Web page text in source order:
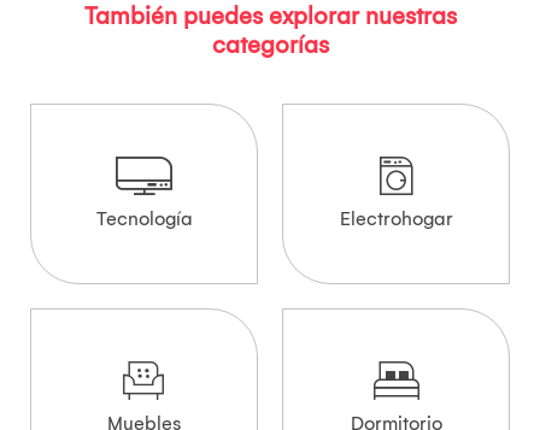
También puedes explorar nuestras
categorías
Tecnología Electrohogar
Muebles Dormitorio